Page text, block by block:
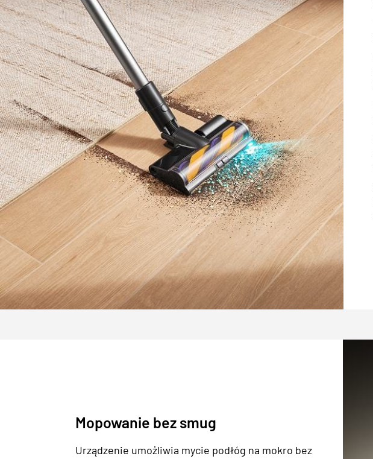
Mopowanie bez smug
Urządzenie umożliwia mycie podłóg na mokro bez